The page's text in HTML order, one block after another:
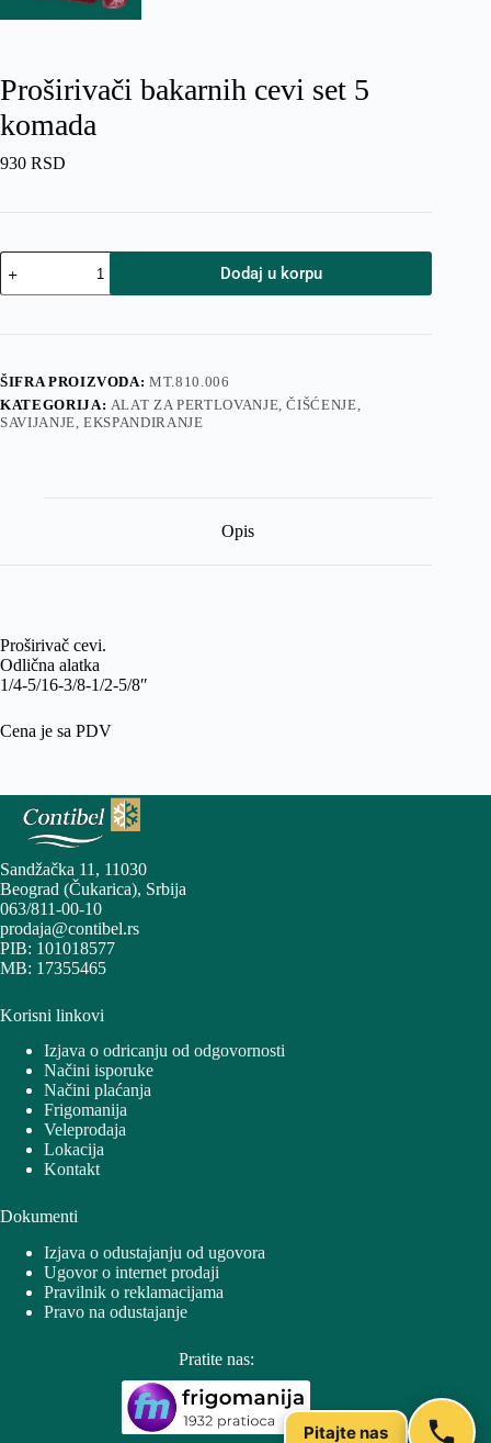
Proširivači bakarnih cevi set 5
komada
930 RSD
Proširivači
bakarnih
cevi
5
količina
Dodaj u korpu
ŠIFRA PROIZVODA:MT.810.006
KATEGORIJA: ALAT ZA PERTLOVANJE, ČIŠĆENJE,
SAVIJANJE, EKSPANDIRANJE
Opis
Proširivač cevi.
Odlična alatka
1/4-5/16-3/8-1/2-5/8″
Cena je sa PDV
Sandžačka 11, 11030
Beograd (Čukarica), Srbija
063/811-00-10
prodaja@contibel.rs
PIB: 101018577
MB: 17355465
Korisni linkovi
Izjava o odricanju od odgovornosti
Načini isporuke
Načini plaćanja
Frigomanija
Veleprodaja
Lokacija
Kontakt
Dokumenti
Izjava o odustajanju od ugovora
Ugovor o internet prodaji
Pravilnik o reklamacijama
Pravo na odustajanje
Pratite nas:
Pitajte nas